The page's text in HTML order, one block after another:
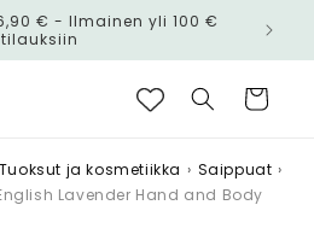
€ - Ilmainen yli 100 €
tilauksiin
Ostoskori
Tuoksut ja kosmetiikka › Saippuat ›
Lavender Hand and Body